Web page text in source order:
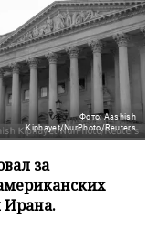
Фото: Aashish
Kiphayet/NurPhoto/Reuters
за
Ирана.